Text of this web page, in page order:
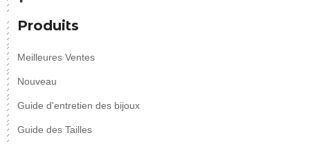
Produits
Meilleures Ventes
Nouveau
Guide d'entretien des bijoux
Guide des Tailles